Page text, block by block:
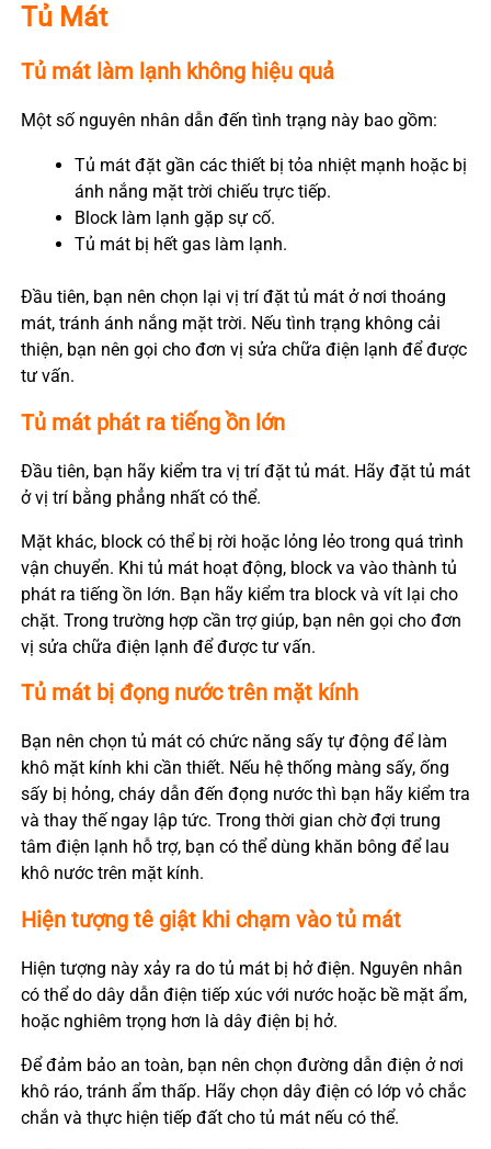
Tủ Mát
Tủ mát làm lạnh không hiệu quả
Một số nguyên nhân dẫn đến tình trạng này bao gồm:
Tủ mát đặt gần các thiết bị tỏa nhiệt mạnh hoặc bị
ánh nắng mặt trời chiếu trực tiếp.
Block làm lạnh gặp sự cố.
Tủ mát bị hết gas làm lạnh.
Đầu tiên, bạn nên chọn lại vị trí đặt tủ mát ở nơi thoáng
mát, tránh ánh nắng mặt trời. Nếu tình trạng không cải
thiện, bạn nên gọi cho đơn vị sửa chữa điện lạnh để được
tư vấn.
Tủ mát phát ra tiếng ồn lớn
Đầu tiên, bạn hãy kiểm tra vị trí đặt tủ mát. Hãy đặt tủ mát
ở vị trí bằng phẳng nhất có thể.
Mặt khác, block có thể bị rời hoặc lỏng lẻo trong quá trình
vận chuyển. Khi tủ mát hoạt động, block va vào thành tủ
phát ra tiếng ồn lớn. Bạn hãy kiểm tra block và vít lại cho
chặt. Trong trường hợp cần trợ giúp, bạn nên gọi cho đơn
vị sửa chữa điện lạnh để được tư vấn.
Tủ mát bị đọng nước trên mặt kính
Bạn nên chọn tủ mát có chức năng sấy tự động để làm
khô mặt kính khi cần thiết. Nếu hệ thống màng sấy, ống
sấy bị hỏng, cháy dẫn đến đọng nước thì bạn hãy kiểm tra
và thay thế ngay lập tức. Trong thời gian chờ đợi trung
tâm điện lạnh hỗ trợ, bạn có thể dùng khăn bông để lau
khô nước trên mặt kính.
Hiện tượng tê giật khi chạm vào tủ mát
Hiện tượng này xảy ra do tủ mát bị hở điện. Nguyên nhân
có thể do dây dẫn điện tiếp xúc với nước hoặc bề mặt ẩm,
hoặc nghiêm trọng hơn là dây điện bị hở.
Để đảm bảo an toàn, bạn nên chọn đường dẫn điện ở nơi
khô ráo, tránh ẩm thấp. Hãy chọn dây điện có lớp vỏ chắc
chắn và thực hiện tiếp đất cho tủ mát nếu có thể.